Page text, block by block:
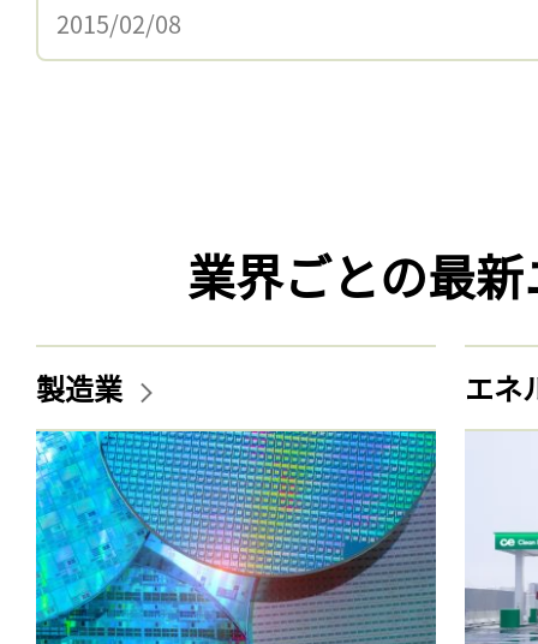
2015/02/08
業界ごとの最
製造業 エネ